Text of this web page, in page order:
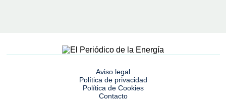
Aviso legal
Política de privacidad
Política de Cookies
Contacto